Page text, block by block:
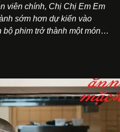
viên chính, Chị Chị Em Em
sớm hơn dự kiến vào
bộ phim trở thành một món